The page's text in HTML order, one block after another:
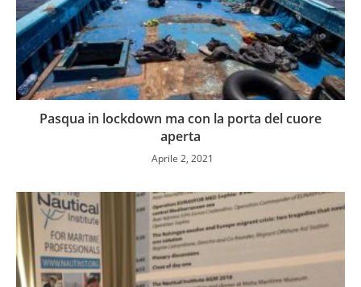
Pasqua in lockdown ma con la porta del cuore
aperta
Aprile 2, 2021